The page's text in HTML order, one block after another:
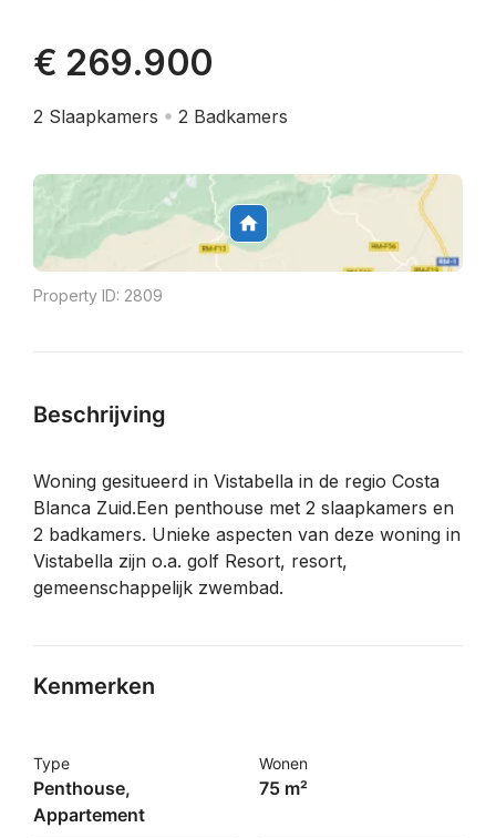
€ 269.900
2 Slaapkamers 2 Badkamers
Property ID: 2809
Beschrijving
Woning gesitueerd in Vistabella in de regio Costa
Blanca Zuid.Een penthouse met 2 slaapkamers en
2 badkamers. Unieke aspecten van deze woning in
Vistabella zijn o.a. golf Resort, resort,
gemeenschappelijk zwembad.
Kenmerken
Type
Penthouse,
Appartement
Wonen
75 m²